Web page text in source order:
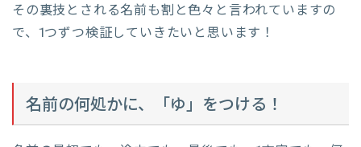
その裏技とされる名前も割と色々と言われていますの
で、1つずつ検証していきたいと思います！
名前の何処かに、「ゆ」をつける！